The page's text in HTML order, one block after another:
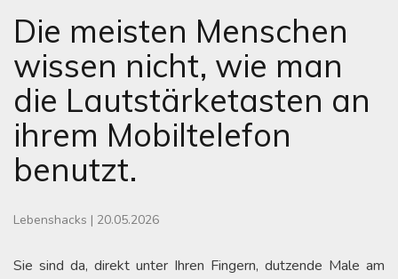
Die meisten Menschen
wissen nicht, wie man
die Lautstärketasten an
ihrem Mobiltelefon
benutzt.
Lebenshacks | 20.05.2026
Sie sind da, direkt unter Ihren Fingern, dutzende Male am